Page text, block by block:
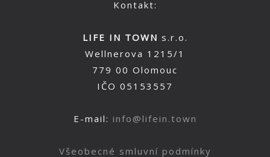
Kontakt:
LIFE IN TOWN s.r.o.
Wellnerova 1215/1
779 00 Olomouc
IČO 05153557
E-mail: info@lifein.town
Všeobecné smluvní podmínky